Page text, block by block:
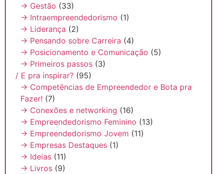
→ Gestão (33)
→ Intraempreendedorismo (1)
→ Liderança (2)
→ Pensando sobre Carreira (4)
→ Posicionamento e Comunicação (5)
→ Primeiros passos (3)
/ E pra inspirar? (95)
→ Competências de Empreendedor e Bota pra
Fazer! (7)
→ Conexões e networking (16)
→ Empreendedorismo Feminino (13)
→ Empreendedorismo Jovem (11)
→ Empresas Destaques (1)
→ Ideias (11)
→ Livros (9)